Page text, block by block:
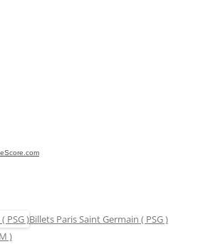
Billets Paris Saint Germain ( PSG )
)